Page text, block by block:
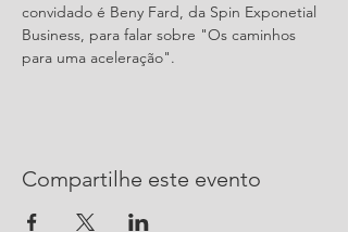
convidado é Beny Fard, da Spin Exponetial
Business, para falar sobre "Os caminhos
para uma aceleração".
Compartilhe este evento